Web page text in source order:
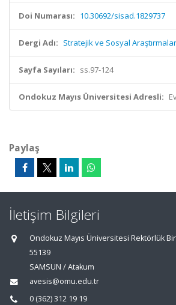
Doi Numarası: 10.30692/sisad.1829737
Dergi Adı: Stratejik ve Sosyal
Sayfa Sayıları: ss.97-124
Ondokuz Mayıs Üniversitesi Adresli:
Paylaş
İletişim Bilgileri
Ondokuz Mayıs Üniversitesi Rektörlük
55139
SAMSUN / Atakum
avesis@omu.edu.tr
0 (362) 312 19 19